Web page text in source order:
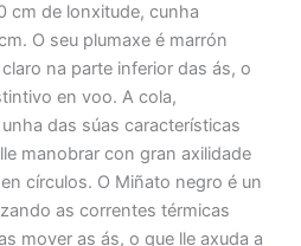
cm de lonxitude, cunha
O seu plumaxe é marrón
na parte inferior das ás, o
en voo. A cola,
das súas características
manobrar con gran axilidade
círculos. O Miñato negro é un
as correntes térmicas
mover as ás, o que lle axuda a